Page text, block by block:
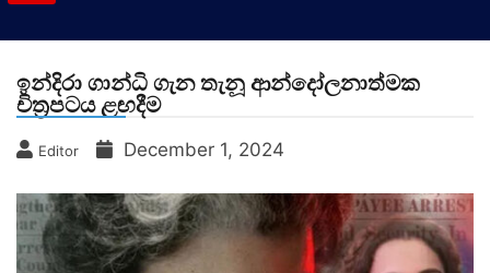
ඉන්දිරා ගාන්ධි ගැන තැනූ ආන්දෝලනාත්මක
චිත්‍රපටය ළඟදීම
Editor December 1, 2024